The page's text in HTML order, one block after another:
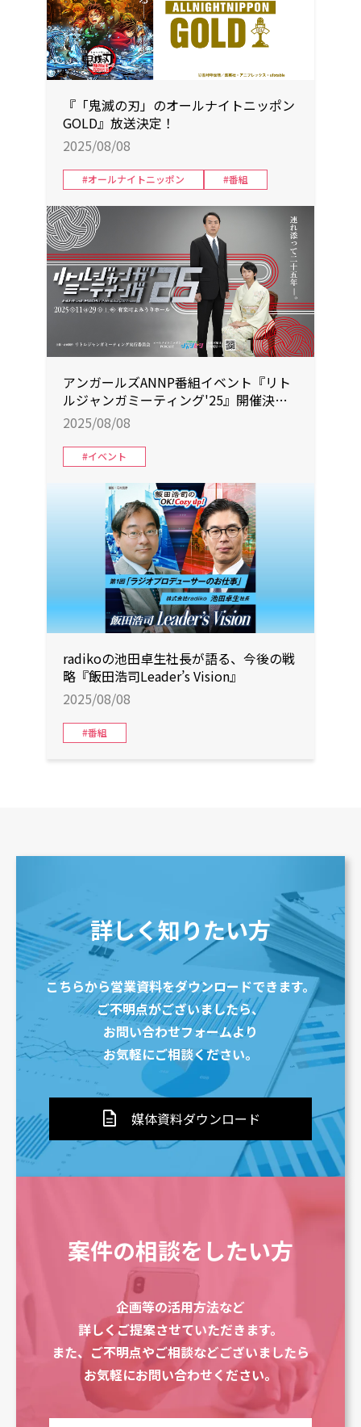
『「鬼滅の刃」のオールナイトニッポン
GOLD』放送決定！
2025/08/08
#オールナイトニッポン #番組
アンガールズANNP番組イベント『リト
ルジャンガミーティング'25』開催決
定！
2025/08/08
#イベント
radikoの池田卓生社長が語る、今後の戦
略『飯田浩司Leader’s Vision』
2025/08/08
#番組
詳しく知りたい方
こちらから営業資料をダウンロードできます。
ご不明点がございましたら、
お問い合わせフォームより
お気軽にご相談ください。
description 媒体資料ダウンロード
案件の相談をしたい方
企画等の活用方法など
詳しくご提案させていただきます。
また、ご不明点やご相談などございましたら
お気軽にお問い合わせください。